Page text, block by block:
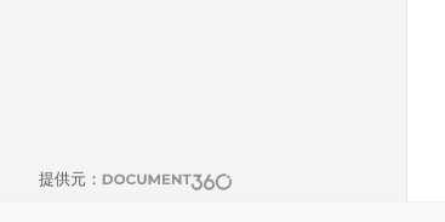
提供元：